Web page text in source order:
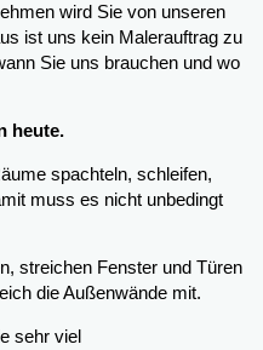
wird Sie von unseren
ist uns kein Malerauftrag zu
Sie uns brauchen und wo
heute.
spachteln, schleifen,
muss es nicht unbedingt
streichen Fenster und Türen
die Außenwände mit.
sehr viel